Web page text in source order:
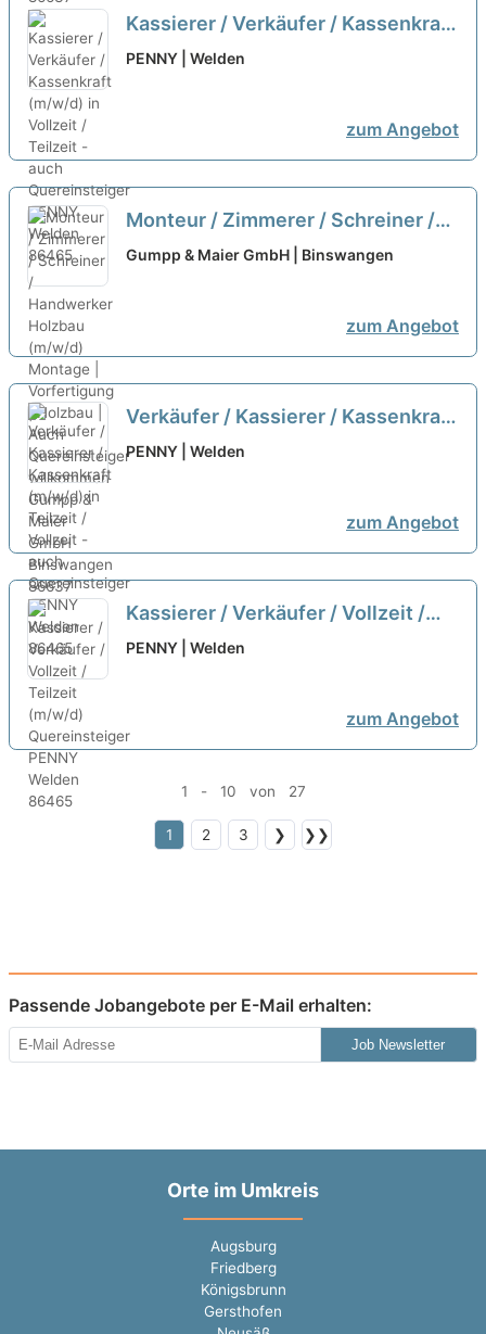
Kassierer / Verkäufer / Kassenkraft
(m/w/d) in Vollzeit / Teilzeit - auch
PENNY | Welden
zum Angebot
Monteur / Zimmerer / Schreiner /
Handwerker Holzbau (m/w/d)
Gumpp & Maier GmbH | Binswangen
zum Angebot
Verkäufer / Kassierer / Kassenkraft
(m/w/d) in Teilzeit / Vollzeit - auch
PENNY | Welden
zum Angebot
Kassierer / Verkäufer / Vollzeit /
Teilzeit (m/w/d) Quereinsteiger
PENNY | Welden
zum Angebot
1 - 10 von 27
1 2 3 ❯ ❯❯
Passende Jobangebote per E-Mail erhalten:
Job Newsletter
Orte im Umkreis
Augsburg
Friedberg
Königsbrunn
Gersthofen